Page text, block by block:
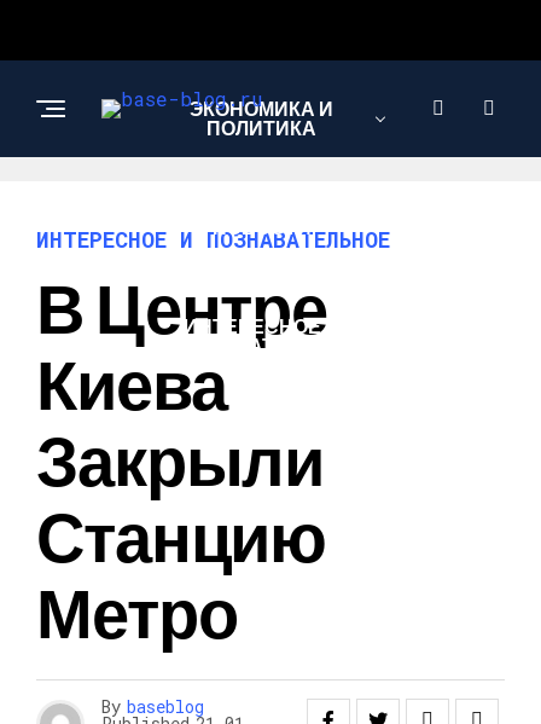
ЭКОНОМИКА И
ПОЛИТИКА
НОВОСТИ
ИНТЕРЕСНОЕ И
ПОЗНАВАТЕЛЬНОЕ
ИНТЕРЕСНОЕ И ПОЗНАВАТЕЛЬНОЕ
В Центре
Киева
Закрыли
Станцию
Метро
By baseblog